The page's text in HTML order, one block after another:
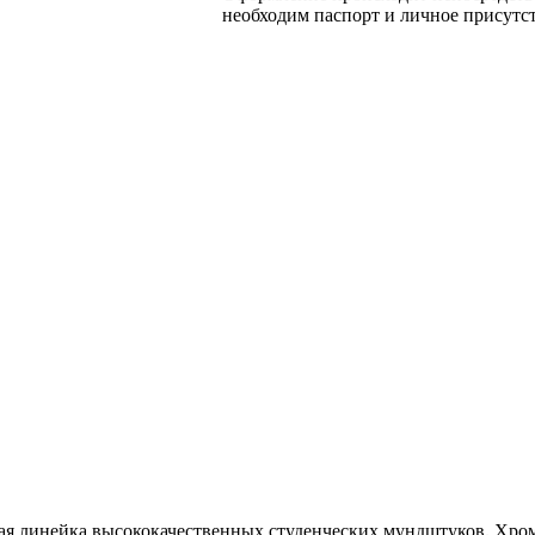
необходим паспорт и личное